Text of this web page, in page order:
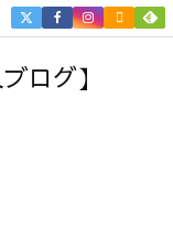
ログ】

